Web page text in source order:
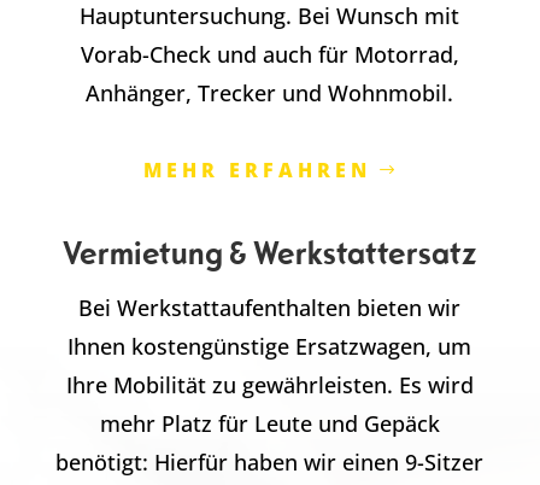
Hauptuntersuchung. Bei Wunsch mit
Vorab-Check und auch für Motorrad,
Anhänger, Trecker und Wohnmobil.
MEHR ERFAHREN
Vermietung & Werkstattersatz
Bei Werkstattaufenthalten bieten wir
Ihnen kostengünstige Ersatzwagen, um
Ihre Mobilität zu gewährleisten. Es wird
mehr Platz für Leute und Gepäck
benötigt: Hierfür haben wir einen 9-Sitzer